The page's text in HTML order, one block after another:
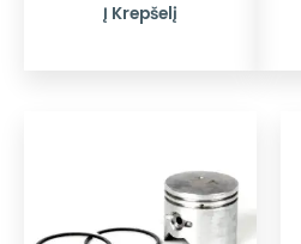
Į Krepšelį